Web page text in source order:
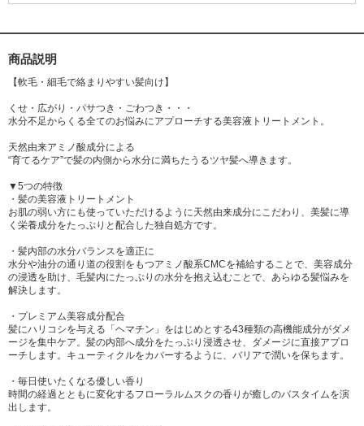
ナリアオクロロイカエキス、ケラチン、タウリン、リシンHCl、ロイシ
a、セリン、グリシン、グルタミン酸、アラニン、アルギニン、トレオニ
酸、マカデミア種子油、オリーブ果実油、アルガニアスピノサ核油、ダイ
ズ油、ニンジン根エキス、カニナバラ果実油、ヘマチン、カタラーゼ、ト
コフェロール、クエン酸、クオタニウム-18、クオタニウム-33、コレステ
トリ(カプリル酸/カプリン酸)グリセリル、ラノリン脂肪酸コレステリル、
アルコール、乳酸、ポリクオタニウム-10、ポリクオタニウム-51、イソプ
ロパノール、グアーヒドロキシプロピルトリモニウムクロリド、ジメチコ
ノール、オクチルドデカノール、ベヘニルアルコール、ヘキサ(ヒドロキシ
キシドジスムターゼ、PG、PPG-90ブチルエーテル、BG、DPG、フェノ
キシエタノール、エタノール、香料
商品説明
【軟毛・細毛で絡まりやすい髪向け】
くせ・広がり・パサつき・ごわつき・・・
水分不足からくる全てのお悩みにアプローチする美容液トリートメント。
天然由来アミノ酸成分による
“育てるケア”で髪の内側から水分に満ちたうるツヤ髪へ導きます。
▼5つの特徴
・髪の美容液トリートメント
お肌の弱い方にも使っていただけるように天然由来成分にこだわり、美髪に導
く栄養成分をたっぷりと配合した独自処方です。
・髪内部の水分バランスを適正に
水分や油分の通り道の役割をもつアミノ酸系CMCを補給することで、美容成分
の浸透を助け、毛髪内にたっぷりの水分を抱え込むことで、あらゆる髪悩みを
解決します。
・プレミアム美容成分配合
髪にハリコシを与える「ヘマチン」をはじめとする43種類の高機能成分がダメ
ージを集中ケア。髪の内部へ成分をたっぷり浸透させ、ダメージに直接アプロ
ーチします。キューティクルをカバーするように、バリアで潤いを保ちます。
・毎日使いたくなる優しい香り
時間の経過とともに変化するフローラルムスクの香りが癒しのバスタイムを演
出します。